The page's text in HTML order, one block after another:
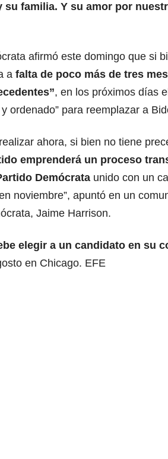
familia. Y su amor por
afirmó este domingo que si
a falta de poco más de tres
, en los próximos días
ordenado” para reemplazar a
ahora, si bien no tiene
emprenderá un proceso
Demócrata unido con un
noviembre”, apuntó en un
Jaime Harrison.
elegir a un candidato en su
en Chicago. EFE